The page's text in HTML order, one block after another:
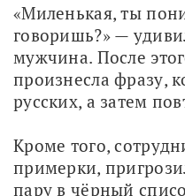
«Миленькая, ты
говоришь?» —
мужчина. После
произнесла фразу,
русских, а затем
Кроме того,
примерки,
пару в чёрный